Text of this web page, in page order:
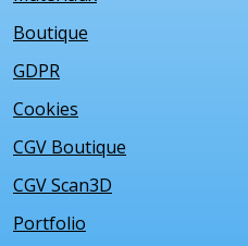
Boutique
GDPR
Cookies
CGV Boutique
CGV Scan3D
Portfolio